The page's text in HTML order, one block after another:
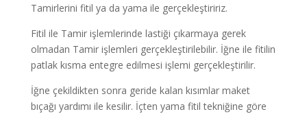
Tamirlerini fitil ya da yama ile gerçekleştiririz.
Fitil ile Tamir işlemlerinde lastiği çıkarmaya gerek
olmadan Tamir işlemleri gerçekleştirilebilir. İğne ile fitilin
patlak kısma entegre edilmesi işlemi gerçekleştirilir.
İğne çekildikten sonra geride kalan kısımlar maket
bıçağı yardımı ile kesilir. İçten yama fitil tekniğine göre